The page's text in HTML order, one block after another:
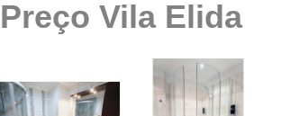
Box Vidro
Box de Vidro
Vila Elida